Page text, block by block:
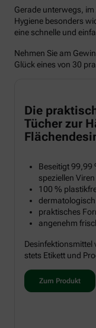
Gerade unterwegs,
Hygiene besonders
eine schnelle und
Nehmen Sie am
Glück eines von 30
Die
Tücher zur
Beseitigt 99,99
speziellen Viren
100 %
praktisches
angenehm
Desinfektionsmittel
stets Etikett und
Zum Produkt